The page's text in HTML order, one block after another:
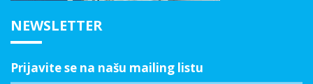
NEWSLETTER
Prijavite se na našu mailing listu